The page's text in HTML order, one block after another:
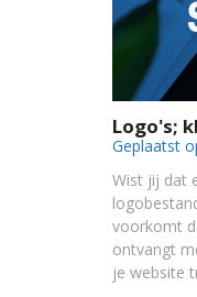
Logo's;
Geplaatst
Wist jij dat
voorkomt
ontvangt
je website